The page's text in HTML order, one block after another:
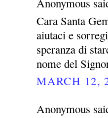
Cara Santa
aiutaci e
speranza di
nome del
MARCH 12,
Anonymous